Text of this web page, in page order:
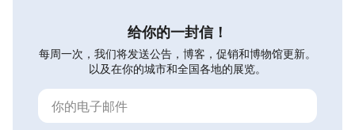
给你的一封信！
每周一次，我们将发送公告，博客，促销和博物馆更新。
以及在你的城市和全国各地的展览。